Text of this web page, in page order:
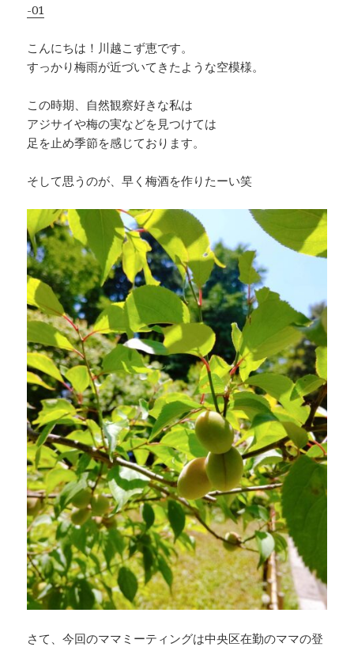
-01
こんにちは！川越こず恵です。
すっかり梅雨が近づいてきたような空模様。
この時期、自然観察好きな私は
アジサイや梅の実などを見つけては
足を止め季節を感じております。
そして思うのが、早く梅酒を作りたーい笑
さて、今回のママミーティングは中央区在勤のママの登